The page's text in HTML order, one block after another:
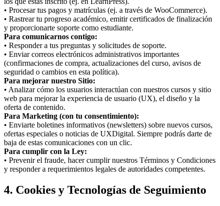
• Procesar tus pagos y matrículas (ej. a través de WooCommerce).
• Rastrear tu progreso académico, emitir certificados de finalización
y proporcionarte soporte como estudiante.
Para comunicarnos contigo:
• Responder a tus preguntas y solicitudes de soporte.
• Enviar correos electrónicos administrativos importantes
(confirmaciones de compra, actualizaciones del curso, avisos de
seguridad o cambios en esta política).
Para mejorar nuestro Sitio:
• Analizar cómo los usuarios interactúan con nuestros cursos y sitio
web para mejorar la experiencia de usuario (UX), el diseño y la
oferta de contenido.
Para Marketing (con tu consentimiento):
• Enviarte boletines informativos (newsletters) sobre nuevos cursos,
ofertas especiales o noticias de UXDigital. Siempre podrás darte de
baja de estas comunicaciones con un clic.
Para cumplir con la Ley:
• Prevenir el fraude, hacer cumplir nuestros Términos y Condiciones
y responder a requerimientos legales de autoridades competentes.
4. Cookies y Tecnologías de Seguimiento